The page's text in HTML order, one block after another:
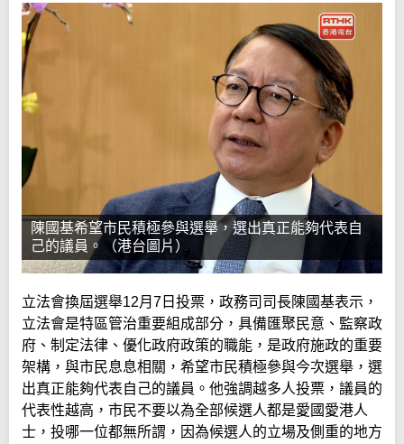
陳國基希望市民積極參與選舉，選出真正能夠代表自
己的議員。（港台圖片）
立法會換屆選舉12月7日投票，政務司司長陳國基表示，
立法會是特區管治重要組成部分，具備匯聚民意、監察政
府、制定法律、優化政府政策的職能，是政府施政的重要
架構，與市民息息相關，希望市民積極參與今次選舉，選
出真正能夠代表自己的議員。他強調越多人投票，議員的
代表性越高，市民不要以為全部候選人都是愛國愛港人
士，投哪一位都無所謂，因為候選人的立場及側重的地方